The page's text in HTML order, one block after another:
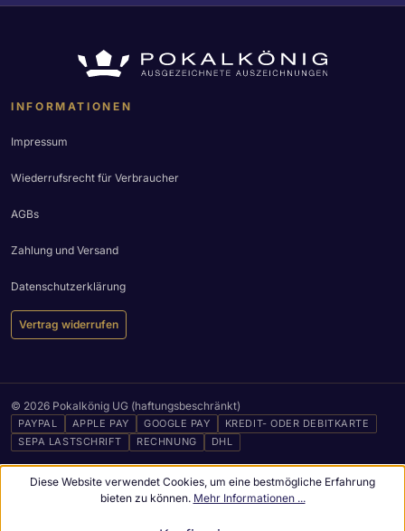
INFORMATIONEN
Impressum
Wiederrufsrecht für Verbraucher
AGBs
Zahlung und Versand
Datenschutzerklärung
Vertrag widerrufen
© 2026 Pokalkönig UG (haftungsbeschränkt)
PAYPAL APPLE PAY GOOGLE PAY
KREDIT- ODER DEBITKARTE
SEPA LASTSCHRIFT
RECHNUNG DHL
Diese Website verwendet Cookies, um eine bestmögliche Erfahrung
bieten zu können. Mehr Informationen ...